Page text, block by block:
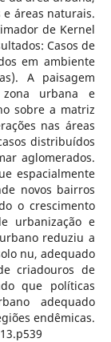
áreas naturais.
de Kernel
Casos de
em ambiente
A paisagem
urbana e
sobre a matriz
nas áreas
distribuídos
aglomerados.
espacialmente
novos bairros
o crescimento
urbanização e
reduziu a
nu, adequado
criadouros de
que políticas
adequado
endêmicas.